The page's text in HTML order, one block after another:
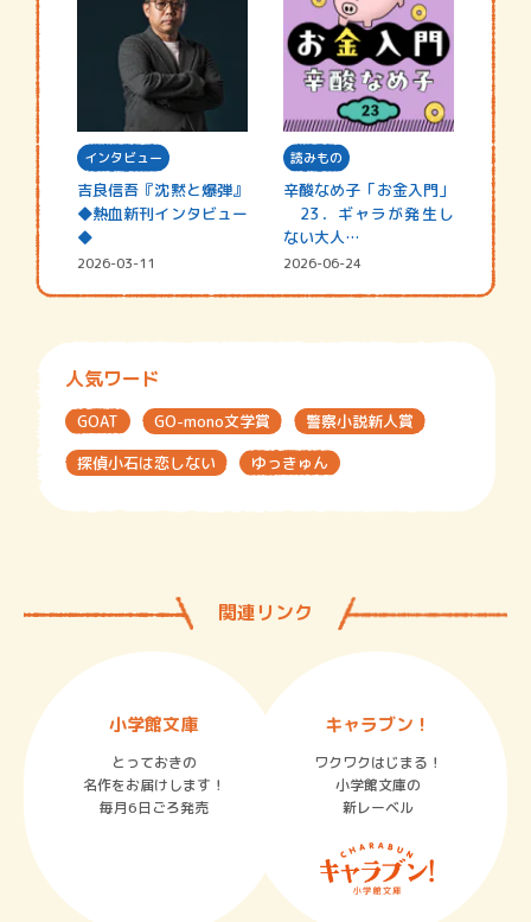
インタビュー
吉良信吾『沈黙と爆弾』
◆熱血新刊インタビュー
◆
2026-03-11
読みもの
辛酸なめ子「お金入門」
23．ギャラが発生し
ない大人…
2026-06-24
人気ワード
GOAT GO-mono文学賞
警察小説新人賞
探偵小石は恋しない
ゆっきゅん
関連リンク
小学館文庫
とっておきの
名作をお届けします！
毎月6日ごろ発売
キャラブン！
ワクワクはじまる！
小学館文庫の
新レーベル